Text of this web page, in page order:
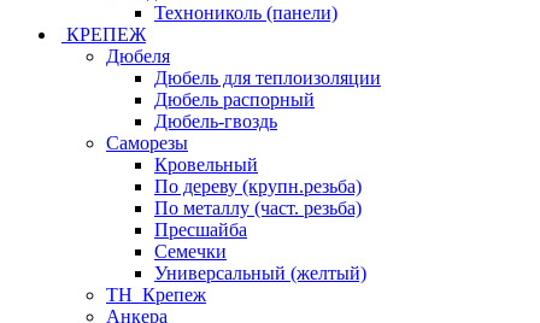
Технониколь (панели)
КРЕПЕЖ
Дюбеля
Дюбель для теплоизоляции
Дюбель распорный
Дюбель-гвоздь
Саморезы
Кровельный
По дереву (крупн.резьба)
По металлу (част. резьба)
Пресшайба
Семечки
Универсальный (желтый)
ТН_Крепеж
Анкера